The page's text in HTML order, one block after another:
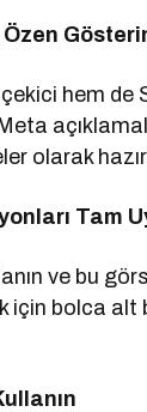
Özen
çekici hem
olarak
Tam
ve bu
için bolca alt